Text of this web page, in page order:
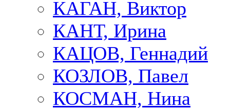
КАГАН, Виктор
КАНТ, Ирина
КАЦОВ, Геннадий
КОЗЛОВ, Павел
КОСМАН, Нина